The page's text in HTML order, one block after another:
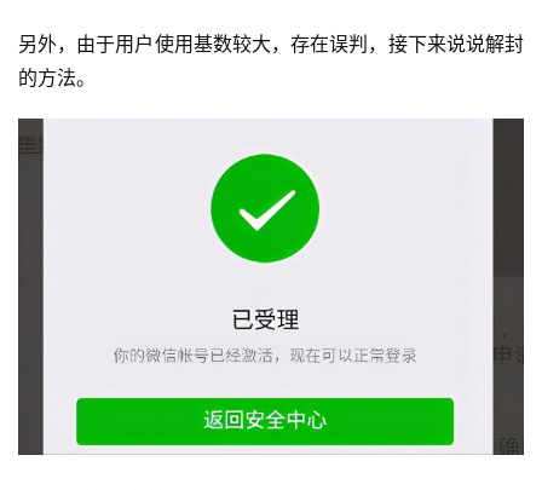
另外，由于用户使用基数较大，存在误判，接下来说说解封
的方法。